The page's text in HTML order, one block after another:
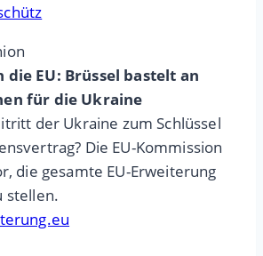
EU: Brüssel bastelt an
für die Ukraine
der Ukraine zum Schlüssel
Die EU-Kommission
die gesamte EU-Erweiterung
stellen.